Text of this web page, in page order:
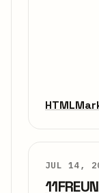
HTML
JUL 14,